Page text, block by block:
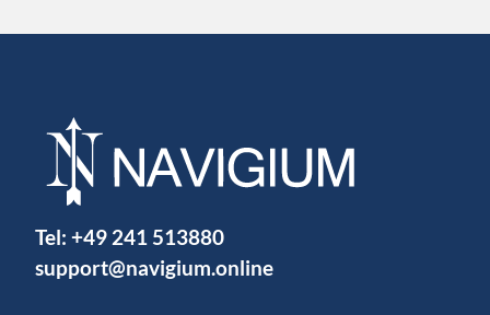
Tel: +49 241 513880
support@navigium.online